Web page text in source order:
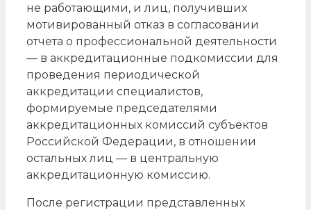
не работающими, и лиц, получивших
мотивированный отказ в согласовании
отчета о профессиональной деятельности
— в аккредитационные подкомиссии для
проведения периодической
аккредитации специалистов,
формируемые председателями
аккредитационных комиссий субъектов
Российской Федерации, в отношении
остальных лиц — в центральную
аккредитационную комиссию.
После регистрации представленных